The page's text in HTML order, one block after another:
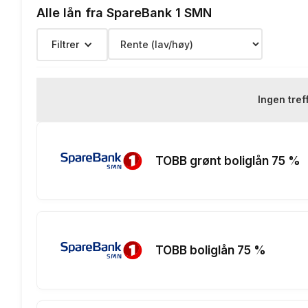
Depotgebyr:
Eksempelrente: Nominell
Alle lån fra SpareBank 1 SMN
Filtrer
Ingen
TOBB grønt boliglån 75 %
TOBB boliglån 75 %